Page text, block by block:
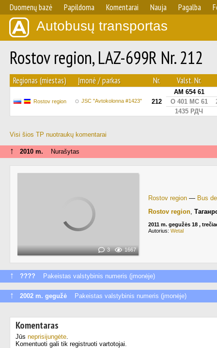
Duomenų bazė Papildoma Komentarai Nauja Pagalba
Autobusų transportas
Rostov region, LAZ-699R Nr. 212
Regionas (miestas) Įmonė / parkas Nr. Valst. Nr.
Rostov region JSC "Avtokolonna #1423" 212
АМ 654 61
О 401 МС 61
1435 РДЧ
Visi šios TP nuotraukų komentarai
↑ 2010 m. Nurašytas
3 1667
Rostov region — Bus
Rostov region,
2011 m. gegužės 18 ,
Autorius: Wetal
↑ ???? Pakeistas valstybinis numeris (įmonėje)
↑ 2002 m. gegužė Pakeistas valstybinis numeris (įmonėje)
Komentaras
Jūs neprisijungėte.
Komentuoti gali tik registruoti vartotojai.